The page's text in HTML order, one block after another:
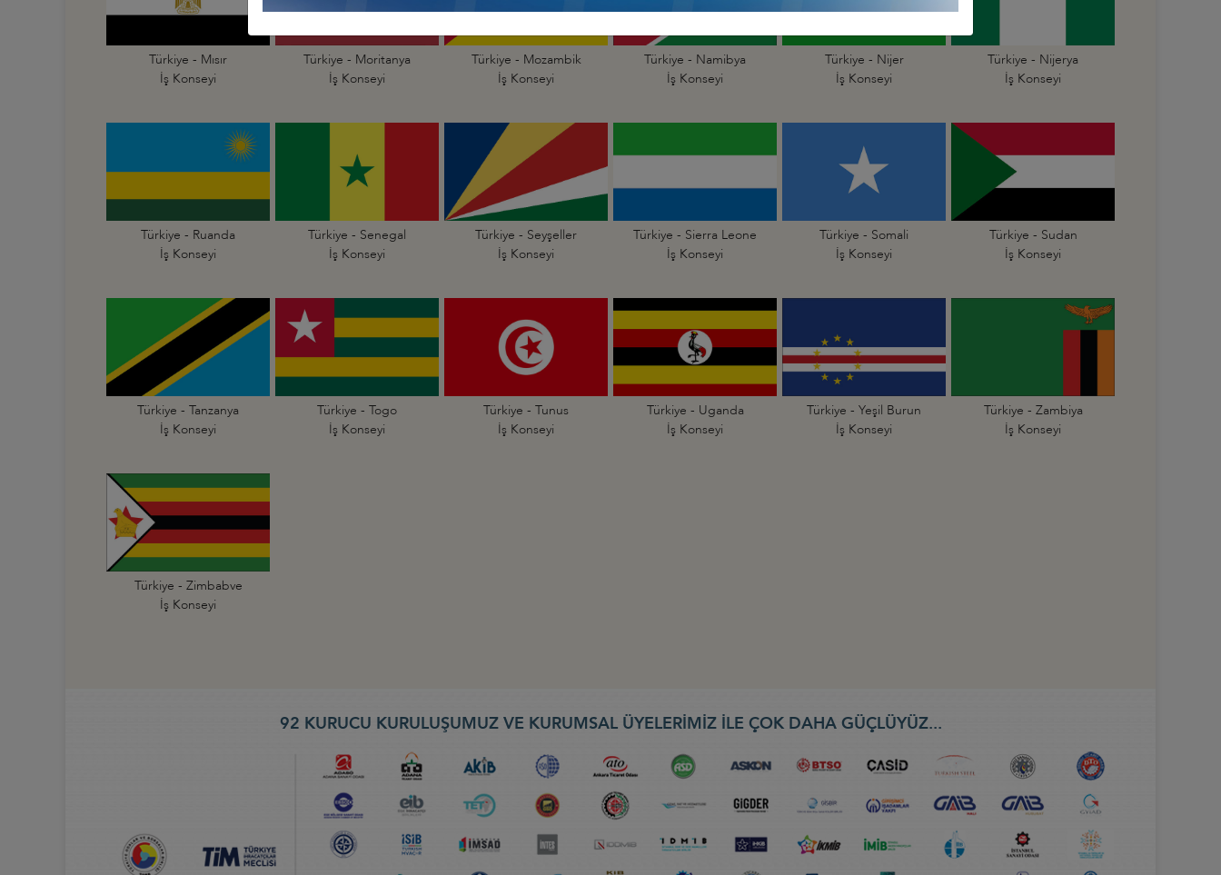
Türkiye - Mısır
İş Konseyi
Türkiye - Moritanya
İş Konseyi
Türkiye - Mozambik
İş Konseyi
Türkiye - Namibya
İş Konseyi
Türkiye - Nijer
İş Konseyi
Türkiye - Nijerya
İş Konseyi
Türkiye - Ruanda
İş Konseyi
Türkiye - Senegal
İş Konseyi
Türkiye - Seyşeller
İş Konseyi
Türkiye - Sierra Leone
İş Konseyi
Türkiye - Somali
İş Konseyi
Türkiye - Sudan
İş Konseyi
Türkiye - Tanzanya
İş Konseyi
Türkiye - Togo
İş Konseyi
Türkiye - Tunus
İş Konseyi
Türkiye - Uganda
İş Konseyi
Türkiye - Yeşil Burun
İş Konseyi
Türkiye - Zambiya
İş Konseyi
Türkiye - Zimbabve
İş Konseyi
92 KURUCU KURULUŞUMUZ VE KURUMSAL ÜYELERİMİZ İLE ÇOK DAHA GÜÇLÜYÜZ...